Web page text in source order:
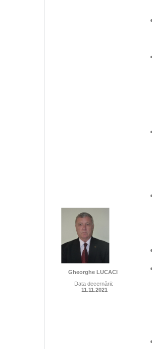
Gheorghe LUCACI
Data decernării:
11.11.2021